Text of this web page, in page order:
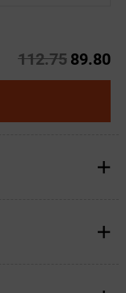
112.75 89.80